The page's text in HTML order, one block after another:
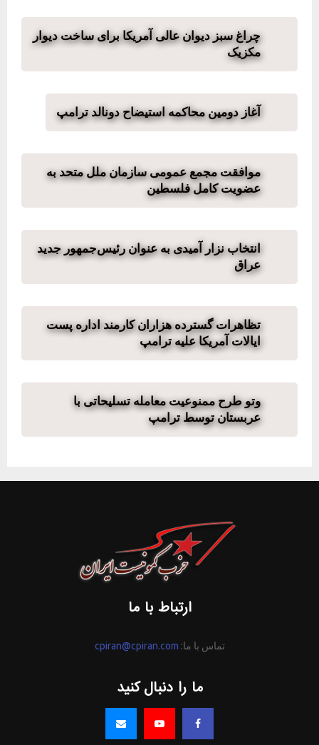
چراغ سبز دیوان عالی آمریکا برای ساخت دیوار
مکزیک
آغاز دومین محاکمه استیضاح دونالد ترامپ
موافقت مجمع عمومی سازمان ملل متحد به
عضویت کامل فلسطین
انتخاب نزار آمیدی به عنوان رئیس‌جمهور جدید
عراق
تظاهرات گسترده هزاران کارمند اداره پست
ایالات آمریکا علیه ترامپ
وتو طرح ممنوعیت معامله تسلیحاتی با
عربستان توسط ترامپ
ارتباط با ما
تماس با ما: cpiran@cpiran.com
ما را دنبال کنید